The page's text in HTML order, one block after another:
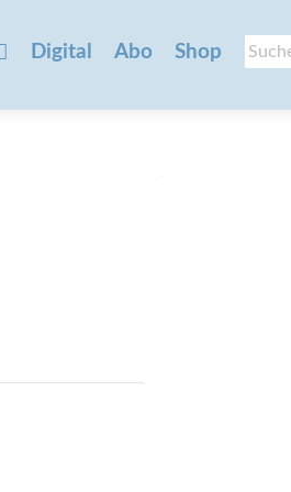
Suche
nach:
Digital Abo Shop